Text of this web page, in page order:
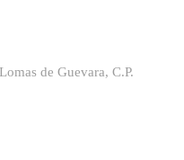
de Guevara, C.P.